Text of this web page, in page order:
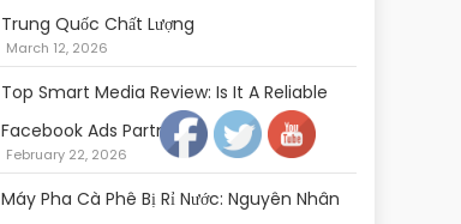
Trung Quốc Chất Lượng
March 12, 2026
Top Smart Media Review: Is It A Reliable
Facebook Ads Partner?
February 22, 2026
Máy Pha Cà Phê Bị Rỉ Nước: Nguyên Nhân
Follow